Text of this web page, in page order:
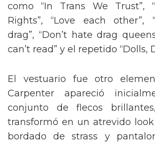
como “In Trans We Trust”,
Rights”, “Love each other”,
drag”, “Don’t hate drag
can’t read” y el repetido “Dolls,
El vestuario fue otro
Carpenter apareció
conjunto de flecos
transformó en un atrevido
bordado de strass y